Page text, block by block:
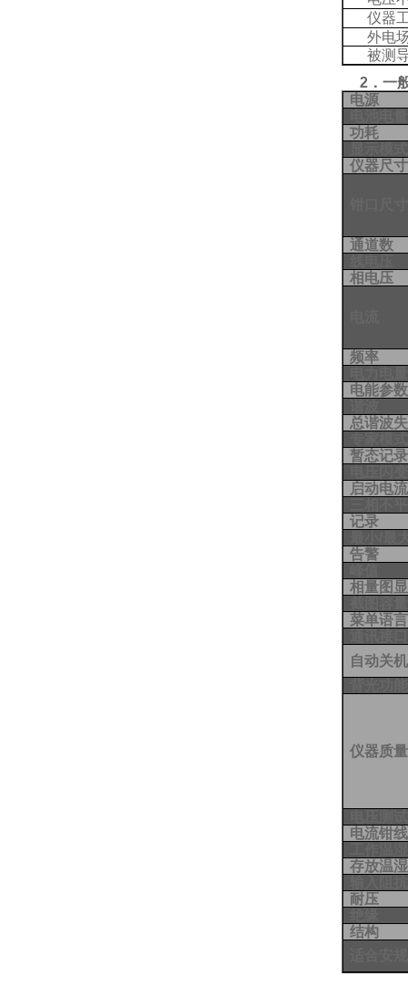
仪器
外电
被测
2．一
电源
功耗
仪器尺寸
通道数
相电压
频率
电能参数
总谐波失
暂态记录
启动电
记录
告警
相量图
菜单语言
自动关机
仪器质量
电流钳
存放温
耐压
结构